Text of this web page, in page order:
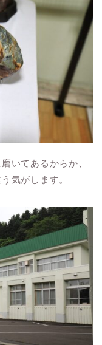
いてあるからか、
気がします。